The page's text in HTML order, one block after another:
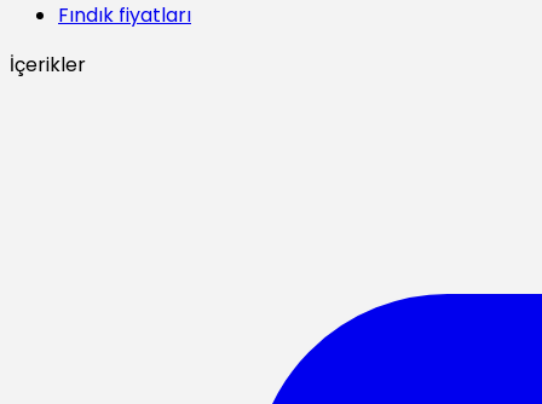
Fındık fiyatları
İçerikler